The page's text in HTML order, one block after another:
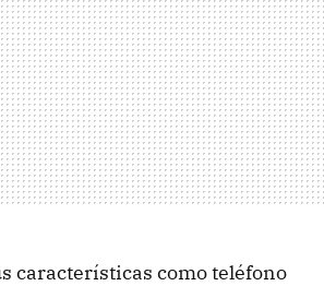
características como teléfono